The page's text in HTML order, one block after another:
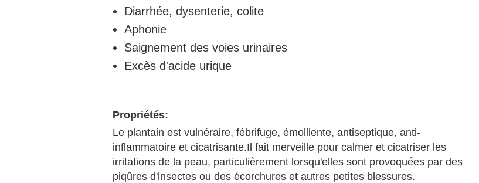
Diarrhée, dysenterie, colite
Aphonie
Saignement des voies urinaires
Excès d'acide urique
Propriétés:
Le plantain est vulnéraire, fébrifuge, émolliente, antiseptique, anti-
inflammatoire et cicatrisante.Il fait merveille pour calmer et cicatriser les
irritations de la peau, particulièrement lorsqu'elles sont provoquées par des
piqûres d'insectes ou des écorchures et autres petites blessures.